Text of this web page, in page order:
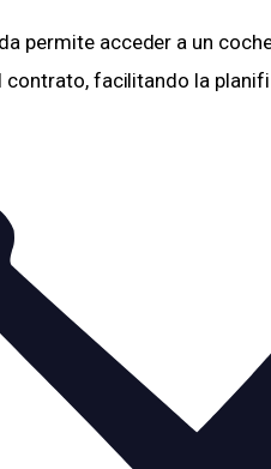
permite acceder a un
contrato, facilitando la